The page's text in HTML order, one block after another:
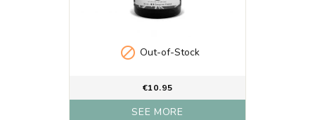
 Out-of-Stock
€10.95
SEE MORE